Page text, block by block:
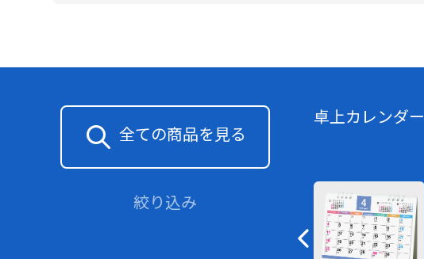
全ての商品を見る
絞り込み
卓上カレンダー